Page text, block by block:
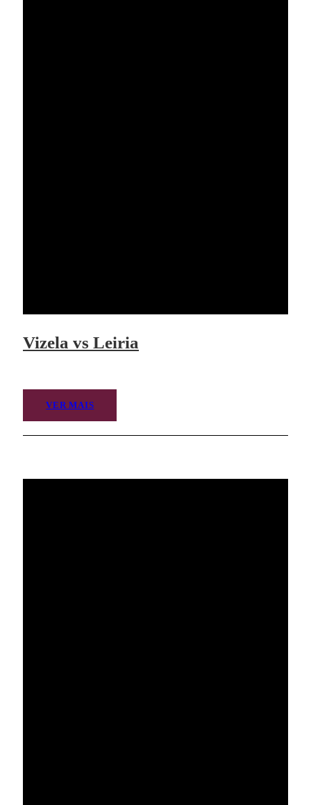
Vizela vs Leiria
VER MAIS